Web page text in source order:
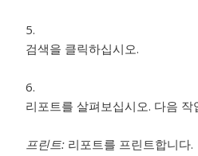
검색을 클릭하십시오.
리포트를 살펴보십시오. 다음 작
프린트: 리포트를 프린트합니다.